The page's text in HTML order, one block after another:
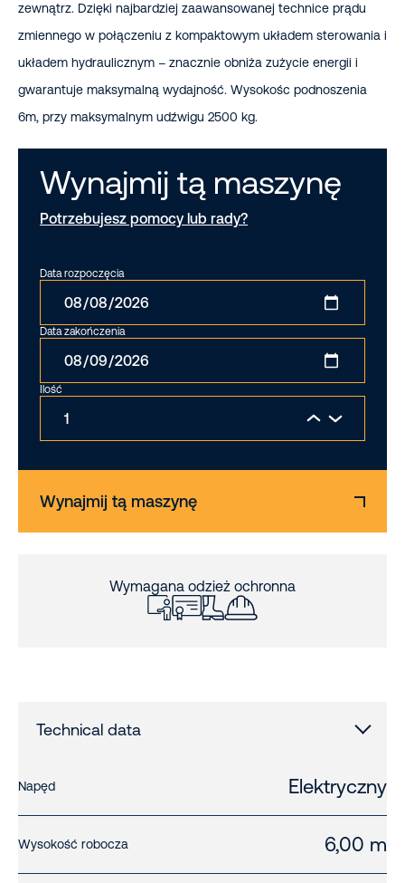
zewnątrz. Dzięki najbardziej zaawansowanej technice prądu
zmiennego w połączeniu z kompaktowym układem sterowania i
układem hydraulicznym – znacznie obniża zużycie energii i
gwarantuje maksymalną wydajność. Wysokośc podnoszenia
6m, przy maksymalnym udźwigu 2500 kg.
Wynajmij tą maszynę
Potrzebujesz pomocy lub rady?
Data rozpoczęcia
Data zakończenia
Ilość
Wynajmij tą maszynę
Wymagana odzież ochronna
Technical data
Napęd Elektryczny
Wysokość robocza 6,00 m